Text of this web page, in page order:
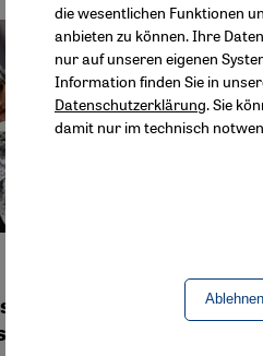
oder
die wesentlichen Funktionen
anbieten zu können. Ihre
nur auf unseren eigenen
Information finden Sie in
Datenschutzerklärung. Sie
damit nur im technisch
Ablehnen